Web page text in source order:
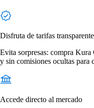
Disfruta de tarifas
Evita sorpresas: compra
y sin comisiones ocultas para
Accede directo al mercado